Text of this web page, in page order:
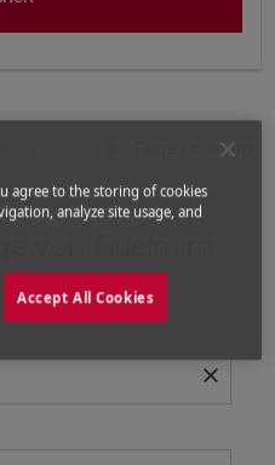
Flüge Guelmim
von Guelmim
close
Route (Abflugort
agree to the storing of cookies
analyze site usage, and
Accept All Cookies